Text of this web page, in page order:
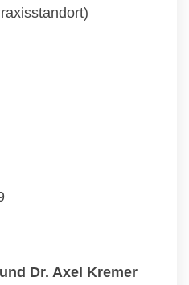
Dr. Axel Kremer